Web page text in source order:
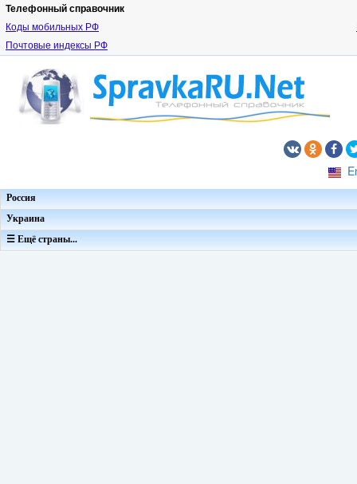
Телефонный справочник
Коды мобильных РФ
Почтовые индексы РФ
Россия
Украина
☰ Ещё страны...